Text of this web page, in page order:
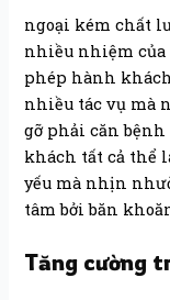
ngoại kém chất
nhiều nhiệm của
phép hành
nhiều tác vụ mà
gỡ phải căn bệnh
khách tất cả thể
yếu mà nhịn
tâm bởi băn
Tăng cường